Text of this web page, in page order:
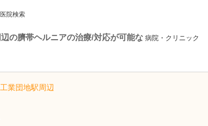
院検索
の臍帯ヘルニアの治療/対応が可能な 病院・クリニック
業団地駅周辺